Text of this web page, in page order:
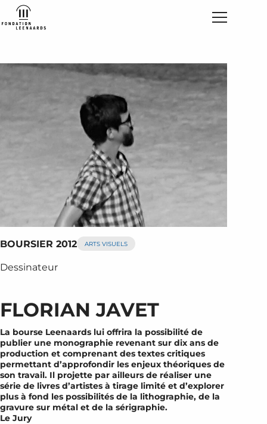
BOURSIER 2012 ARTS VISUELS
Dessinateur
FLORIAN JAVET
La bourse Leenaards lui offrira la possibilité de
publier une monographie revenant sur dix ans de
production et comprenant des textes critiques
permettant d’approfondir les enjeux théoriques de
son travail. Il projette par ailleurs de réaliser une
série de livres d’artistes à tirage limité et d’explorer
plus à fond les possibilités de la lithographie, de la
gravure sur métal et de la sérigraphie.
Le Jury